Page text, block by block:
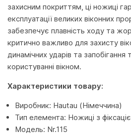
захисним покриттям, ці ножиці
експлуатації великих віконних
забезпечує плавність ходу та
критично важливо для захисту
динамічних ударів та
користуванні вікном.
Характеристики товару:
Виробник: Hautau (Німеччина)
Тип елемента: Ножиці з
Модель: Nr.115